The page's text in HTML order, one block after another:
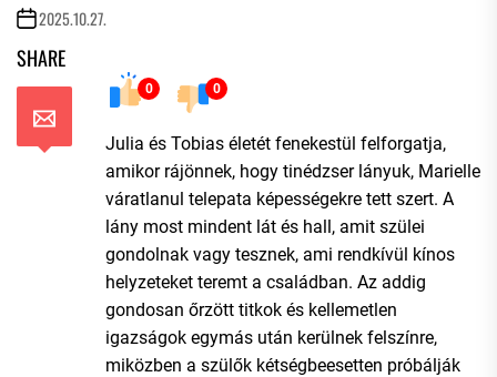
2025.10.27.
SHARE
0 0
Julia és Tobias életét fenekestül felforgatja,
amikor rájönnek, hogy tinédzser lányuk, Marielle
váratlanul telepata képességekre tett szert. A
lány most mindent lát és hall, amit szülei
gondolnak vagy tesznek, ami rendkívül kínos
helyzeteket teremt a családban. Az addig
gondosan őrzött titkok és kellemetlen
igazságok egymás után kerülnek felszínre,
miközben a szülők kétségbeesetten próbálják